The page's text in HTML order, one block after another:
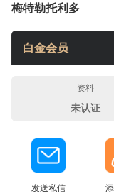
梅特勒托利多
白金会员
资料
未认证
发送私信